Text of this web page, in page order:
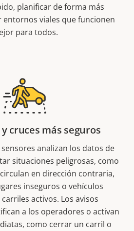
planificar de forma más
entornos viales que funcionen
para todos.
cruces más seguros
analizan los datos de
situaciones peligrosas, como
en dirección contraria,
inseguros o vehículos
activos. Los avisos
a los operadores o activan
como cerrar un carril o